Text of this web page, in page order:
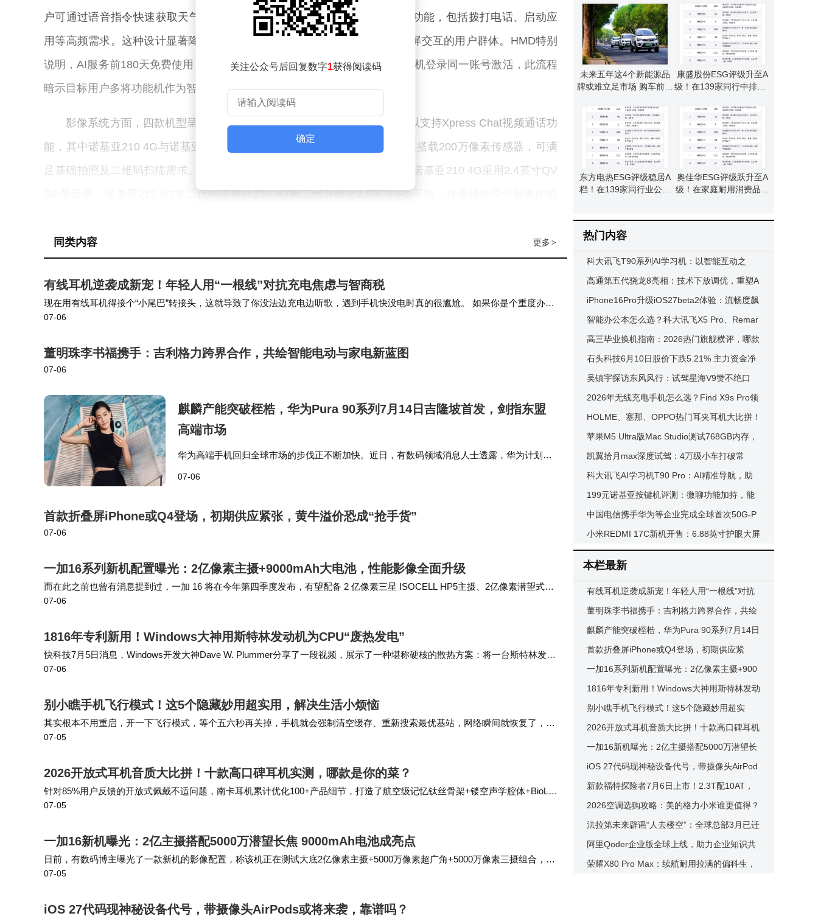
户可通过语音指令快速获取天气、日历事件或设置闹钟；其二为设备控制类功能，包括拨打电话、启动应
用等高频需求。这种设计显著降低了功能机的操作门槛，尤其适合不熟悉触屏交互的用户群体。HMD特别
说明，AI服务前180天免费使用，后续需通过智能手机端购买订阅，并在功能机登录同一账号激活，此流程
暗示目标用户多将功能机作为智能手机之外的辅助设备。
影像系统方面，四款机型呈现差异化配置。所有机型均配备VGA摄像头以支持Xpress Chat视频通话功
能，其中诺基亚210 4G与诺基亚235 4G增设后置摄像头，后者第二代版本更搭载200万像素传感器，可满
足基础拍照及二维码扫描需求。屏幕规格则分为两个梯队：诺基亚200 4G与诺基亚210 4G采用2.4英寸QV
GA显示屏，诺基亚215 4G第二代与诺基亚235 4G第二代升级至2.8英寸IPS面板，在保持相同分辨率的前
以延续功能机长续航优势，支持蓝牙5.0、3.5mm耳机接口及FM收音机功能。值得关注的是，充电接口全面
升级为USB-C标准，这在入门级功能机领域属于前瞻性配置。行业分析师指出，HMD通过在传统功能机中
融入AI交互、视频通话等现代功能，既保留了备用机的核心价值，又为特定用户群体创造了新的使用场
景。
关注公众号后回复数字1获得阅读码
确定
更多 >
同类内容
有线耳机逆袭成新宠！年轻人用“一根线”对抗充电焦虑与智商税
现在用有线耳机得接个“小尾巴”转接头，这就导致了你没法边充电边听歌，遇到手机快没电时真的很尴尬。 如果你是个重度办公
党、经常坐在电脑前剪辑、打游戏，或者是在图书馆、长途火车上需要极致稳定的听感且不方便随时充电…
07-06
董明珠李书福携手：吉利格力跨界合作，共绘智能电动与家电新蓝图
07-06
麒麟产能突破桎梏，华为Pura 90系列7月14日吉隆坡首发，剑指东盟
高端市场
华为高端手机回归全球市场的步伐正不断加快。近日，有数码领域消息人士透露，华为计划于7
07-06
首款折叠屏iPhone或Q4登场，初期供应紧张，黄牛溢价恐成“抢手货”
07-06
一加16系列新机配置曝光：2亿像素主摄+9000mAh大电池，性能影像全面升级
而在此之前也曾有消息提到过，一加 16 将在今年第四季度发布，有望配备 2 亿像素三星 ISOCELL HP5主摄、2亿像素潜望式长
焦镜头，同时超广角镜头也会进行升级。参考来看，前代产品一加15T配备 6…
07-06
1816年专利新用！Windows大神用斯特林发动机为CPU“废热发电”
快科技7月5日消息，Windows开发大神Dave W. Plummer分享了一段视频，展示了一种堪称硬核的散热方案：将一台斯特林发动
机安装在他的AMD线程撕裂者3970X主板芯片组上，利用废热驱动飞轮旋转。…
07-06
别小瞧手机飞行模式！这5个隐藏妙用超实用，解决生活小烦恼
其实根本不用重启，开一下飞行模式，等个五六秒再关掉，手机就会强制清空缓存、重新搜索最优基站，网络瞬间就恢复了，比
重启快十倍都不止。 身边好多宝妈都这么用，说比设置青少年模式还省心，不用一步步去调权限，点一下就…
07-05
2026开放式耳机音质大比拼！十款高口碑耳机实测，哪款是你的菜？
针对85%用户反馈的开放式佩戴不适问题，南卡耳机累计优化100+产品细节，打造了航空级记忆钛丝骨架+镂空声学腔体+BioLo
ck稳态仿生结构设计，通过改良耳机的材质、耳挂弯曲、结构设计等方面，实现舒适佩戴…
07-05
一加16新机曝光：2亿主摄搭配5000万潜望长焦 9000mAh电池成亮点
日前，有数码博主曝光了一款新机的影像配置，称该机正在测试大底2亿像素主摄+5000万像素超广角+5000万像素三摄组合，并
且该博主还翻出了其此前曝光的一款@一加手机 新机的爆料截图。此外，之前有数码博主还曝…
07-05
iOS 27代码现神秘设备代号，带摄像头AirPods或将来袭，靠谱吗？
场
未来五年这4个新能源品
牌或难立足市场 购车前需
康盛股份ESG评级升至A
级！在139家同行中排第4
提升
东方电热ESG评级稳居A
档！在139家同行业公司
奥佳华ESG评级跃升至A
级！在家庭耐用消费品行
热门内容
科大讯飞T90系列AI学习机：以智能互动之
力，开启孩子全学段学习新征程
高通第五代骁龙8亮相：技术下放调优，重塑A
ndroid旗舰手机新体验
iPhone16Pro升级iOS27beta2体验：流畅度飙
升，续航温控信号均有优化
智能办公本怎么选？科大讯飞X5 Pro、Remar
kable 2、BOOX Note Air 2对比来帮你
高三毕业换机指南：2026热门旗舰横评，哪款
能定格你的青春闪耀瞬间？
石头科技6月10日股价下跌5.21% 主力资金净
流出超3700万元 资金动向引关注
吴镇宇探访东风风行：试驾星海V9赞不绝口
星海V6智慧魅力引期待
2026年无线充电手机怎么选？Find X9s Pro领
衔多款旗舰告别电量焦虑
HOLME、塞那、OPPO热门耳夹耳机大比拼！
哪款才是你的日常好搭子？
苹果M5 Ultra版Mac Studio测试768GB内存，
内存紧张或致顶配售价超1万美元
凯翼拾月max深度试驾：4万级小车打破常
规，重新定义代步新体验
科大讯飞AI学习机T90 Pro：AI精准导航，助
力孩子期末复习告别盲目刷题
199元诺基亚按键机评测：微聊功能加持，能
否成为备用机新选择？
中国电信携手华为等企业完成全球首次50G-P
ON三代共存设备互通验证
小米REDMI 17C新机开售：6.88英寸护眼大屏
+旗舰美学，入门市场新选择
本栏最新
有线耳机逆袭成新宠！年轻人用“一根线”对抗
充电焦虑与智商税
董明珠李书福携手：吉利格力跨界合作，共绘
智能电动与家电新蓝图
麒麟产能突破桎梏，华为Pura 90系列7月14日
吉隆坡首发，剑指东盟高端市场
首款折叠屏iPhone或Q4登场，初期供应紧
张，黄牛溢价恐成“抢手货”
一加16系列新机配置曝光：2亿像素主摄+900
0mAh大电池，性能影像全面升级
1816年专利新用！Windows大神用斯特林发动
机为CPU“废热发电”
别小瞧手机飞行模式！这5个隐藏妙用超实
用，解决生活小烦恼
2026开放式耳机音质大比拼！十款高口碑耳机
实测，哪款是你的菜？
一加16新机曝光：2亿主摄搭配5000万潜望长
焦 9000mAh电池成亮点
iOS 27代码现神秘设备代号，带摄像头AirPod
s或将来袭，靠谱吗？
新款福特探险者7月6日上市！2.3T配10AT，
车长超5米，配置再升级！
2026空调选购攻略：美的格力小米谁更值得？
质价比售后全解析
法拉第未来辟谣“人去楼空”：全球总部3月已迁
至洛杉矶硅滩
阿里Qoder企业版全球上线，助力企业知识共
享与AI安全高效运行
荣耀X80 Pro Max：续航耐用拉满的偏科生，